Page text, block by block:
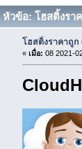
หัวข้อ: โฮสติ้งรา
โฮสติ้งราคาถูก
« เมื่อ: 08 2021-